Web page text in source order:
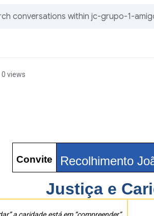
0 views
Convite Recolhimento
Justiça e